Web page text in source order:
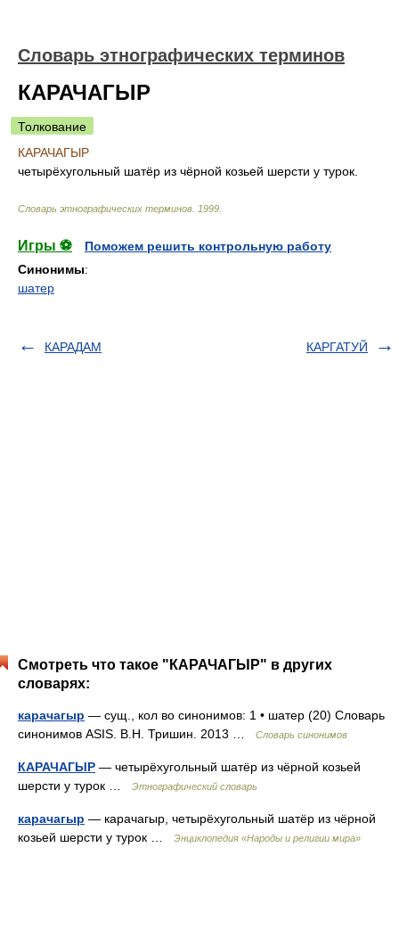
Словарь этнографических терминов
КАРАЧАГЫР
Толкование
КАРАЧАГЫР
четырёхугольный шатёр из чёрной козьей шерсти у турок.
Словарь этнографических терминов 1999
Игры ⚽
Поможем решить контрольную работу
Синонимы:
шатер
КАРАДАМ КАРГАТУЙ
Смотреть что такое "КАРАЧАГЫР" в других
словарях:
карачагыр — сущ., кол во синонимов: 1 • шатер (20) Словарь
синонимов ASIS. В.Н. Тришин. 2013 …
Словарь синонимов
КАРАЧАГЫР — четырёхугольный шатёр из чёрной козьей
шерсти у турок …
Этнографический словарь
карачагыр — карачагыр, четырёхугольный шатёр из чёрной
козьей шерсти у турок …
Энциклопедия «Народы и религии мира»